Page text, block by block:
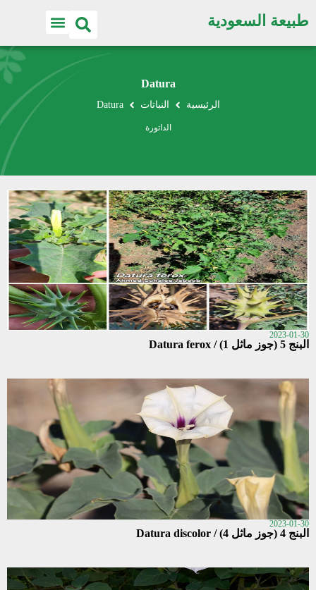
طبيعة السعودية
Datura
الرئيسية النباتات Datura
الداتورة
2023-01-30
البنج 5 (جوز ماثل 1) / Datura ferox
2023-01-30
البنج 4 (جوز ماثل 4) / Datura discolor